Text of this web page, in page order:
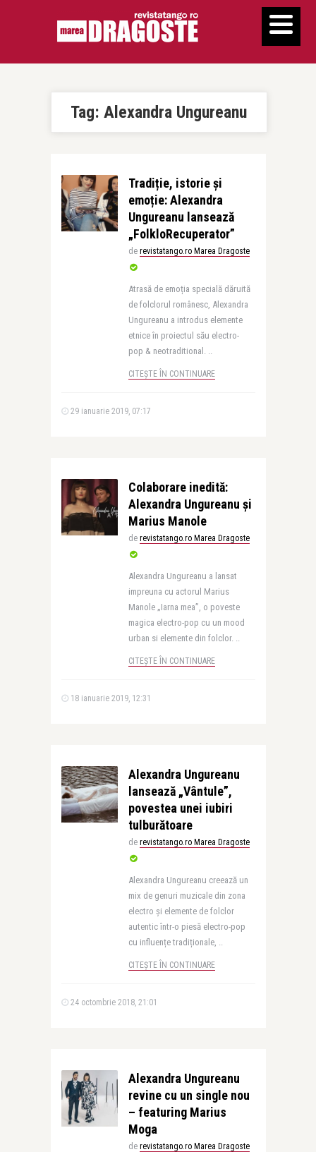
Tag: Alexandra Ungureanu
Tradiție, istorie și
emoție: Alexandra
Ungureanu lansează
„FolkloRecuperator”
de revistatango.ro Marea Dragoste
Atrasă de emoția specială dăruită
de folclorul românesc, Alexandra
Ungureanu a introdus elemente
etnice în proiectul său electro-
pop & neotraditional. ..
CITEȘTE ÎN CONTINUARE
29 ianuarie 2019, 07:17
Colaborare inedită:
Alexandra Ungureanu și
Marius Manole
de revistatango.ro Marea Dragoste
Alexandra Ungureanu a lansat
impreuna cu actorul Marius
Manole „Iarna mea”, o poveste
magica electro-pop cu un mood
urban si elemente din folclor. ..
CITEȘTE ÎN CONTINUARE
18 ianuarie 2019, 12:31
Alexandra Ungureanu
lansează „Vântule”,
povestea unei iubiri
tulburătoare
de revistatango.ro Marea Dragoste
Alexandra Ungureanu creează un
mix de genuri muzicale din zona
electro și elemente de folclor
autentic într-o piesă electro-pop
cu influențe tradiționale, ..
CITEȘTE ÎN CONTINUARE
24 octombrie 2018, 21:01
Alexandra Ungureanu
revine cu un single nou
– featuring Marius
Moga
de revistatango.ro Marea Dragoste